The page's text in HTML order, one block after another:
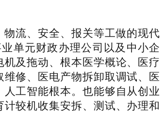
流、安全、报关等工做的现代
单元财政办理公司以及中小企
及拖动、根本医学概论、医疗
修、医电产物拆卸取调试、医
工智能根本。也能够自从创业
较机收集安拆、测试、办理和